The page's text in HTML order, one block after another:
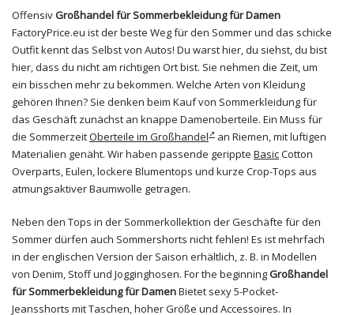
OffensivGroßhandel für Sommerbekleidung für Damen
FactoryPrice.eu ist der beste Weg für den Sommer und das schicke
Outfit kennt das Selbst von Autos! Du warst hier, du siehst, du bist
hier, dass du nicht am richtigen Ort bist. Sie nehmen die Zeit, um
ein bisschen mehr zu bekommen. Welche Arten von Kleidung
gehören Ihnen? Sie denken beim Kauf von Sommerkleidung für
das Geschäft zunächst an knappe Damenoberteile. Ein Muss für
die SommerzeitOberteile im Großhandel
an Riemen, mit luftigen
Materialien genäht. Wir haben passende gerippte BasicCotton
Overparts, Eulen, lockere Blumentops und kurze Crop-Tops aus
atmungsaktiver Baumwolle getragen.
Neben den Tops in der Sommerkollektion der Geschäfte für den
Sommer dürfen auch Sommershorts nicht fehlen! Es ist mehrfach
in der englischen Version der Saison erhältlich, z. B. in Modellen
von Denim, Stoff und Jogginghosen. For the beginningGroßhandel
für Sommerbekleidung für DamenBietet sexy 5-Pocket-
Jeansshorts mit Taschen, hoher Größe und Accessoires. In